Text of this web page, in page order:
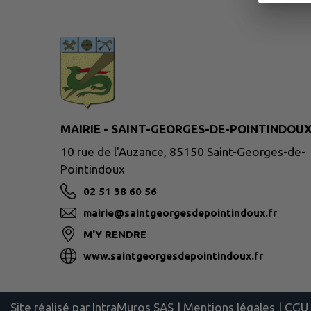
MAIRIE - SAINT-GEORGES-DE-POINTINDOUX
10 rue de l'Auzance, 85150 Saint-Georges-de-
Pointindoux
02 51 38 60 56
mairie@saintgeorgesdepointindoux.fr
M'Y RENDRE
www.saintgeorgesdepointindoux.fr
Site réalisé par IntraMuros SAS Mentions légales CGU